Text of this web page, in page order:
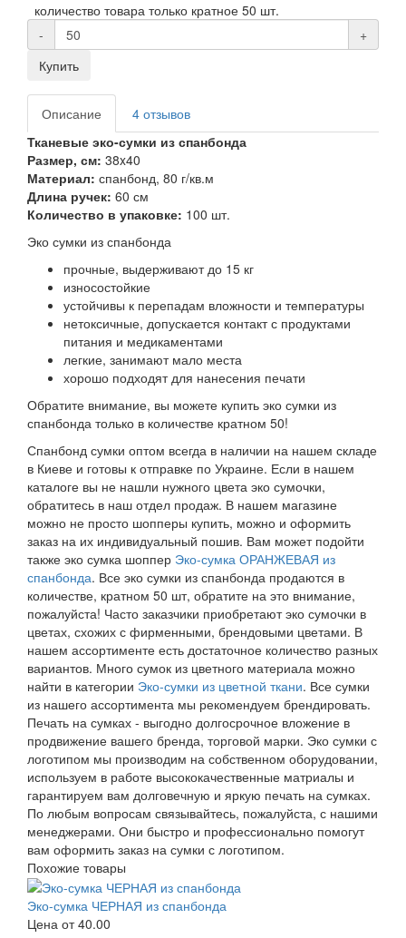
количество товара только кратное 50 шт.
-
+
Купить
Описание
4 отзывов
Тканевые эко-сумки из спанбонда
Размер, см: 38x40
Материал: спанбонд, 80 г/кв.м
Длина ручек: 60 см
Количество в упаковке: 100 шт.
Эко сумки из спанбонда
прочные, выдерживают до 15 кг
износостойкие
устойчивы к перепадам вложности и температуры
нетоксичные, допускается контакт с продуктами
питания и медикаментами
легкие, занимают мало места
хорошо подходят для нанесения печати
Обратите внимание, вы можете купить эко сумки из
спанбонда только в количестве кратном 50!
Спанбонд сумки оптом всегда в наличии на нашем складе
в Киеве и готовы к отправке по Украине. Если в нашем
каталоге вы не нашли нужного цвета эко сумочки,
обратитесь в наш отдел продаж. В нашем магазине
можно не просто шопперы купить, можно и оформить
заказ на их индивидуальный пошив. Вам может подойти
также эко сумка шоппер Эко-сумка ОРАНЖЕВАЯ из
спанбонда. Все эко сумки из спанбонда продаются в
количестве, кратном 50 шт, обратите на это внимание,
пожалуйста! Часто заказчики приобретают эко сумочки в
цветах, схожих с фирменными, брендовыми цветами. В
нашем ассортименте есть достаточное количество разных
вариантов. Много сумок из цветного материала можно
найти в категории Эко-сумки из цветной ткани. Все сумки
из нашего ассортимента мы рекомендуем брендировать.
Печать на сумках - выгодно долгосрочное вложение в
продвижение вашего бренда, торговой марки. Эко сумки с
логотипом мы производим на собственном оборудовании,
используем в работе высококачественные матриалы и
гарантируем вам долговечную и яркую печать на сумках.
По любым вопросам связывайтесь, пожалуйста, с нашими
менеджерами. Они быстро и профессионально помогут
вам оформить заказ на сумки с логотипом.
Похожие товары
Эко-сумка ЧЕРНАЯ из спанбонда
Цена от40.00